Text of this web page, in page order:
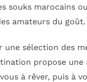
souks marocains
amateurs du goût.
sélection des
propose
à rêver, puis à